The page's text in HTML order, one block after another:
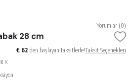
Yorumlar (0)
28 cm
₺ 62 den başlayan taksitlerle!Taksit Seçenekleri